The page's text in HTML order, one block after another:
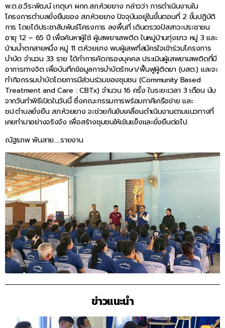
พ.ต.อ.วีระพัฒน์ เกตุษา ผกก.สภ.ห้วยยาง กล่าวว่า การดำเนินงานใน
โครงการตำบลยั่งยืนของ สภ.ห้วยยาง ปัจจุบันอยู่ในขั้นตอนที่ 2 ขั้นปฏิบัติ
การ โดยได้ประชาสัมพันธ์โครงการ ลงพื้นที่ เดินตรวจปัสสาวะประชาชน
อายุ 12 – 65 ปี เพื่อค้นหาผู้ใช้ ผู้เสพยาเสพติด ในหมู่บ้านทุ่งยาว หมู่ 3 และ
บ้านน้ำตกสายหนึ่ง หมู่ 11 ต.ห้วยยาง พบผู้เสพที่สมัครใจเข้าร่วมโครงการ
บำบัด จำนวน 33 ราย ได้ทำการคัดกรองบุคคล ประเมินผู้เสพยาเสพติดที่มี
อาการทางจิต เพื่อบันทึกข้อมูลการบำบัดรักษา/ฟื้นฟูผู้ติดยา (บสต.) และจะ
ทำกิจกรรมบำบัดโดยการมีส่วนร่วมของชุมชน (Community Based
Treatment and Care : CBTx) จำนวน 16 ครั้ง ในระยะเวลา 3 เดือน นับ
จากวันทำพิธีเปิดในวันนี้ ซึ่งคณะกรรมการพร้อมภาคีเครือข่าย และ
ชป.ตำบลยั่งยืน สภ.ห้วยยาง จะช่วยกันขับเคลื่อนดำเนินงานตามแนวทางที่
เคยทำมาอย่างจริงจัง เพื่อสร้างชุมชนให้เข้มแข็งและยั่งยืนต่อไป.
ณัฐธภพ พันสาย…..รายงาน
ข่าวแนะนำ